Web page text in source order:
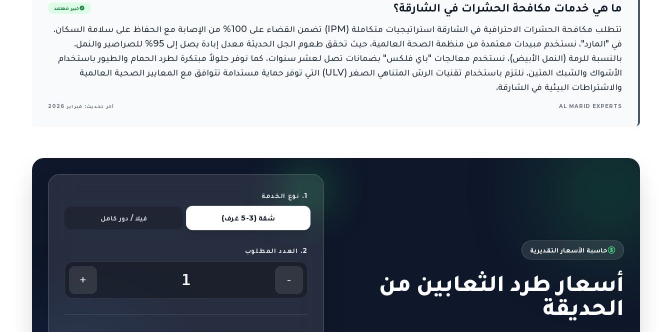
ما هي خدمات مكافحة الحشرات في الشارقة؟ خبير معتمد
تتطلب مكافحة الحشرات الاحترافية في الشارقة استراتيجيات متكاملة (IPM) تضمن القضاء على 100% من الإصابة مع الحفاظ على سلامة السكان.
في "المارد"، نستخدم مبيدات معتمدة من منظمة الصحة العالمية، حيث تحقق طعوم الجل الحديثة معدل إبادة يصل إلى 95% للصراصير والنمل.
بالنسبة للرمة (النمل الأبيض)، نستخدم معالجات "باي فلكس" بضمانات تصل لعشر سنوات. كما نوفر حلولاً مبتكرة لطرد الحمام والطيور باستخدام
الأشواك والشبك المتين. نلتزم باستخدام تقنيات الرش المتناهي الصغر (ULV) التي توفر حماية مستدامة تتوافق مع المعايير الصحية العالمية
والاشتراطات البيئية في الشارقة.
AL MARID EXPERTS آخر تحديث: فبراير 2026
حاسبة الأسعار التقديرية
أسعار طرد الثعابين من
الحديقة
1. نوع الخدمة
شقة (3-5 غرف) فيلا / دور كامل
2. العدد المطلوب
-
1
+